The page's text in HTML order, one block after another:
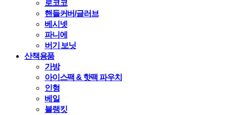
로코코
핸들커버/글러브
베시넷
파니에
버기 보닛
산책용품
가방
아이스팩 & 핫팩 파우치
인형
베일
블랭킷